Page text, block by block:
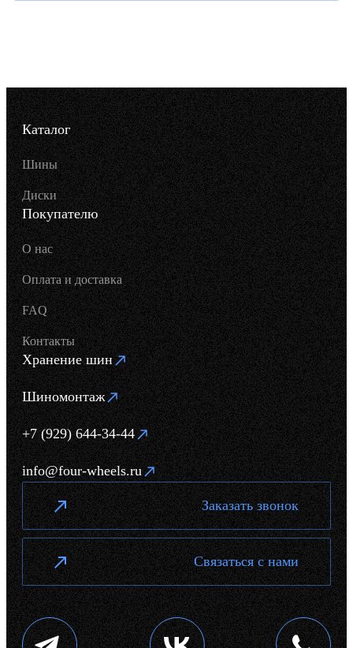
Каталог
Шины
Диски
Покупателю
О нас
Оплата и доставка
FAQ
Контакты
Хранение шин
Шиномонтаж
+7 (929) 644-34-44
info@four-wheels.ru
Заказать звонок
Связаться с нами